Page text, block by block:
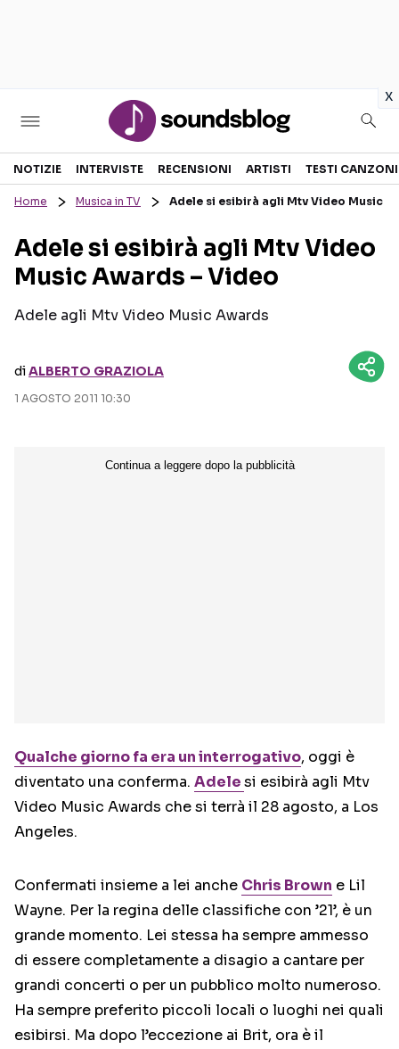
x
Sezioni
RECENSIONI MUSICALI
INTERVISTE
GOSSIP E CURIOSITÀ
TESTI CANZONI
TOUR ED EVENTI
TALENT SHOW
NOTIZIE INTERVISTE RECENSIONI ARTISTI TESTI CANZONI
Home Musica in TV Adele si esibirà agli Mtv Video Music
Adele si esibirà agli Mtv Video
Music Awards – Video
Adele agli Mtv Video Music Awards
diALBERTO GRAZIOLA
1 AGOSTO 2011 10:30
Qualche giorno fa era un interrogativo, oggi è
diventato una conferma. Adelesi esibirà agli Mtv
Video Music Awards che si terrà il 28 agosto, a Los
Angeles.
Confermati insieme a lei anche Chris Brown e Lil
Wayne. Per la regina delle classifiche con ’21’, è un
grande momento. Lei stessa ha sempre ammesso
di essere completamente a disagio a cantare per
grandi concerti o per un pubblico molto numeroso.
Ha sempre preferito piccoli locali o luoghi nei quali
esibirsi. Ma dopo l’eccezione ai Brit, ora è il